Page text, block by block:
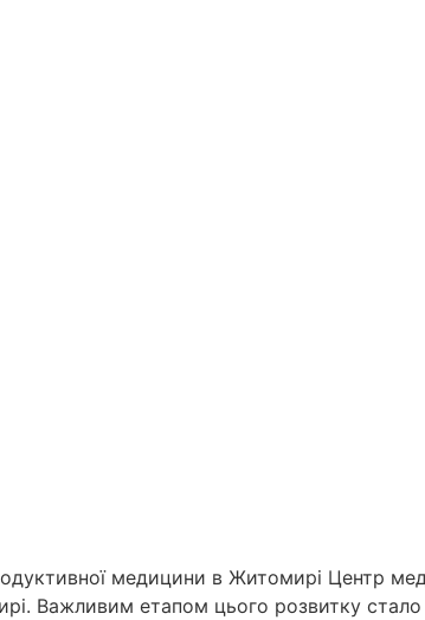
медицини в Житомирі Центр
Важливим етапом цього розвитку стало